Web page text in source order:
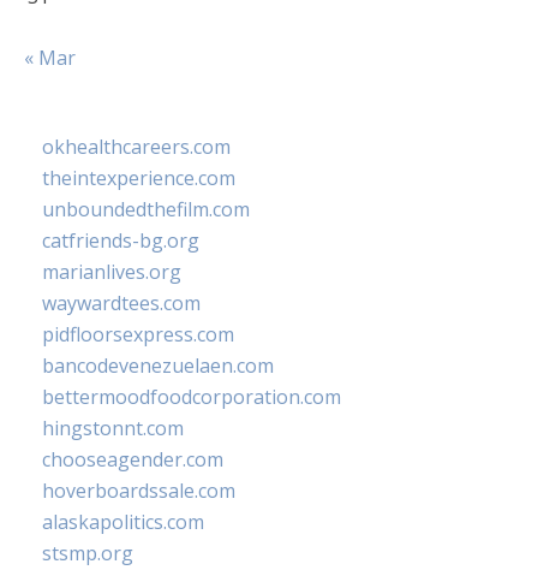
« Mar
okhealthcareers.com
theintexperience.com
unboundedthefilm.com
catfriends-bg.org
marianlives.org
waywardtees.com
pidfloorsexpress.com
bancodevenezuelaen.com
bettermoodfoodcorporation.com
hingstonnt.com
chooseagender.com
hoverboardssale.com
alaskapolitics.com
stsmp.org